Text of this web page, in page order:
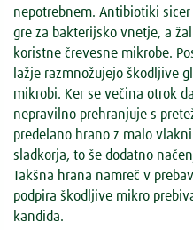
nepotrebnem. Antibiotiki
gre za bakterijsko vnetje, a
koristne črevesne mikrobe.
lažje razmnožujejo škodljive
mikrobi. Ker se večina otrok
nepravilno prehranjuje s
predelano hrano z malo
sladkorja, to še dodatno
Takšna hrana namreč v
podpira škodljive mikro
kandida.